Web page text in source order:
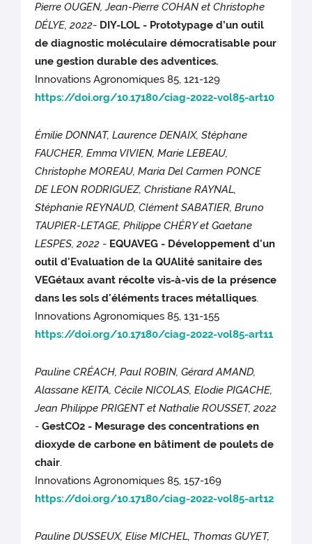
Pierre OUGEN, Jean-Pierre COHAN et Christophe
DÉLYE, 2022- DIY-LOL - Prototypage d’un outil
de diagnostic moléculaire démocratisable pour
une gestion durable des adventices.
Innovations Agronomiques 85, 121-129
https://doi.org/10.17180/ciag-2022-vol85-art10
Émilie DONNAT, Laurence DENAIX, Stéphane
FAUCHER, Emma VIVIEN, Marie LEBEAU,
Christophe MOREAU, Maria Del Carmen PONCE
DE LEON RODRIGUEZ, Christiane RAYNAL,
Stéphanie REYNAUD, Clément SABATIER, Bruno
TAUPIER-LETAGE, Philippe CHÉRY et Gaetane
LESPES, 2022 - EQUAVEG - Développement d'un
outil d'Evaluation de la QUAlité sanitaire des
VEGétaux avant récolte vis-à-vis de la présence
dans les sols d'éléments traces métalliques.
Innovations Agronomiques 85, 131-155
https://doi.org/10.17180/ciag-2022-vol85-art11
Pauline CRÉACH, Paul ROBIN, Gérard AMAND,
Alassane KEITA, Cécile NICOLAS, Elodie PIGACHE,
Jean Philippe PRIGENT et Nathalie ROUSSET, 2022
-GestCO2 - Mesurage des concentrations en
dioxyde de carbone en bâtiment de poulets de
chair.
Innovations Agronomiques 85, 157-169
https://doi.org/10.17180/ciag-2022-vol85-art12
Pauline DUSSEUX, Elise MICHEL, Thomas GUYET,